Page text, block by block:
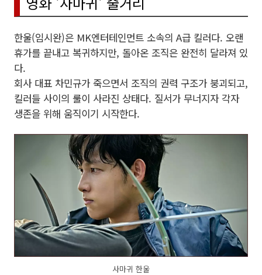
한울(임시완)은 MK엔터테인먼트 소속의 A급 킬러다. 오랜
휴가를 끝내고 복귀하지만, 돌아온 조직은 완전히 달라져 있
다.
회사 대표 차민규가 죽으면서 조직의 권력 구조가 붕괴되고,
킬러들 사이의 룰이 사라진 상태다. 질서가 무너지자 각자
생존을 위해 움직이기 시작한다.
사마귀 한울